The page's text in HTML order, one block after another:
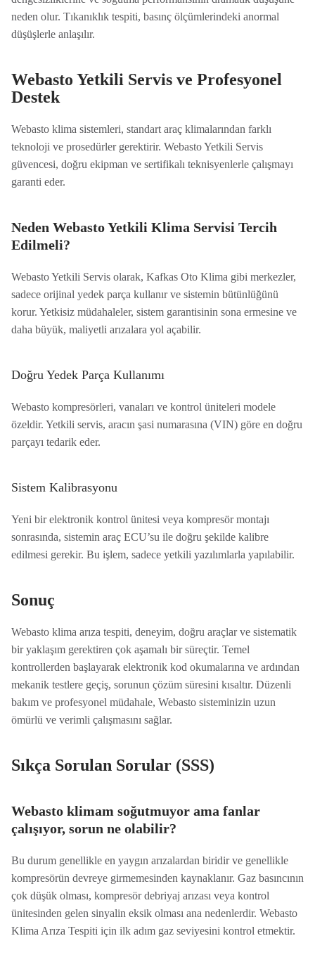
neden olur. Tıkanıklık tespiti, basınç ölçümlerindeki anormal
düşüşlerle anlaşılır.
Webasto Yetkili Servis ve Profesyonel
Destek
Webasto klima sistemleri, standart araç klimalarından farklı
teknoloji ve prosedürler gerektirir. Webasto Yetkili Servis
güvencesi, doğru ekipman ve sertifikalı teknisyenlerle çalışmayı
garanti eder.
Neden Webasto Yetkili Klima Servisi Tercih
Edilmeli?
Webasto Yetkili Servis olarak, Kafkas Oto Klima gibi merkezler,
sadece orijinal yedek parça kullanır ve sistemin bütünlüğünü
korur. Yetkisiz müdahaleler, sistem garantisinin sona ermesine ve
daha büyük, maliyetli arızalara yol açabilir.
Doğru Yedek Parça Kullanımı
Webasto kompresörleri, vanaları ve kontrol üniteleri modele
özeldir. Yetkili servis, aracın şasi numarasına (VIN) göre en doğru
parçayı tedarik eder.
Sistem Kalibrasyonu
Yeni bir elektronik kontrol ünitesi veya kompresör montajı
sonrasında, sistemin araç ECU’su ile doğru şekilde kalibre
edilmesi gerekir. Bu işlem, sadece yetkili yazılımlarla yapılabilir.
Sonuç
Webasto klima arıza tespiti, deneyim, doğru araçlar ve sistematik
bir yaklaşım gerektiren çok aşamalı bir süreçtir. Temel
kontrollerden başlayarak elektronik kod okumalarına ve ardından
mekanik testlere geçiş, sorunun çözüm süresini kısaltır. Düzenli
bakım ve profesyonel müdahale, Webasto sisteminizin uzun
ömürlü ve verimli çalışmasını sağlar.
Sıkça Sorulan Sorular (SSS)
Webasto klimam soğutmuyor ama fanlar
çalışıyor, sorun ne olabilir?
Bu durum genellikle en yaygın arızalardan biridir ve genellikle
kompresörün devreye girmemesinden kaynaklanır. Gaz basıncının
çok düşük olması, kompresör debriyaj arızası veya kontrol
ünitesinden gelen sinyalin eksik olması ana nedenlerdir. Webasto
Klima Arıza Tespiti için ilk adım gaz seviyesini kontrol etmektir.